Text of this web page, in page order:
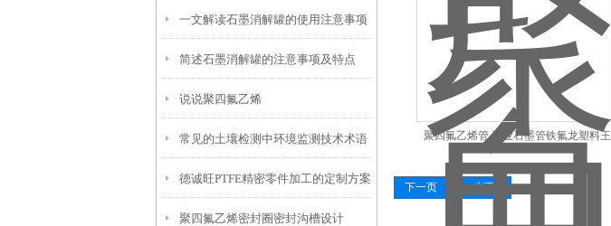
一文解读石墨消解罐的使用注意事项
简述石墨消解罐的注意事项及特点
说说聚四氟乙烯
常见的土壤检测中环境监测技术术语
有哪些?
德诚旺PTFE精密零件加工的定制方案
聚四氟乙烯密封圈密封沟槽设计
聚四氟乙烯管 工业石墨管铁氟龙塑料王
下一页 末页